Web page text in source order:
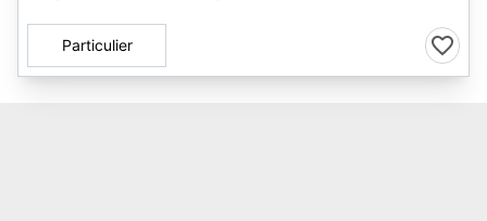
Particulier